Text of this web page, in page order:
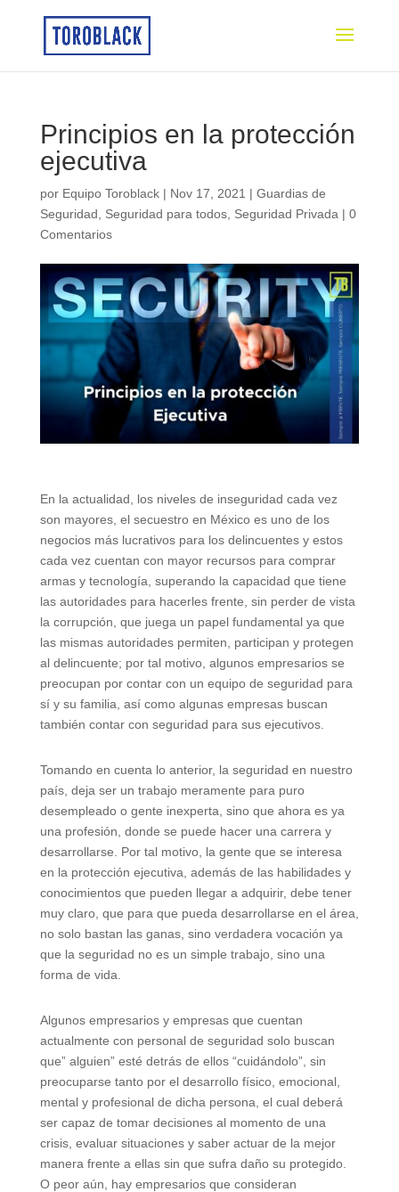
Principios en la protección
ejecutiva
por Equipo Toroblack| Nov 17, 2021 | Guardias de
Seguridad
Seguridad para todos, Seguridad Privada | 0
Comentarios
En la actualidad, los niveles de inseguridad cada vez
son mayores, el secuestro en México es uno de los
negocios más lucrativos para los delincuentes y estos
cada vez cuentan con mayor recursos para comprar
armas y tecnología, superando la capacidad que tiene
las autoridades para hacerles frente, sin perder de vista
la corrupción, que juega un papel fundamental ya que
las mismas autoridades permiten, participan y protegen
al delincuente; por tal motivo, algunos empresarios se
preocupan por contar con un equipo de seguridad para
sí y su familia, así como algunas empresas buscan
también contar con seguridad para sus ejecutivos.
Tomando en cuenta lo anterior, la seguridad en nuestro
país, deja ser un trabajo meramente para puro
desempleado o gente inexperta, sino que ahora es ya
una profesión, donde se puede hacer una carrera y
desarrollarse. Por tal motivo, la gente que se interesa
en la protección ejecutiva, además de las habilidades y
conocimientos que pueden llegar a adquirir, debe tener
muy claro, que para que pueda desarrollarse en el área,
no solo bastan las ganas, sino verdadera vocación ya
que la seguridad no es un simple trabajo, sino una
forma de vida.
Algunos empresarios y empresas que cuentan
actualmente con personal de seguridad solo buscan
que” alguien” esté detrás de ellos “cuidándolo”, sin
preocuparse tanto por el desarrollo físico, emocional,
mental y profesional de dicha persona, el cual deberá
ser capaz de tomar decisiones al momento de una
crisis, evaluar situaciones y saber actuar de la mejor
manera frente a ellas sin que sufra daño su protegido.
O peor aún, hay empresarios que consideran